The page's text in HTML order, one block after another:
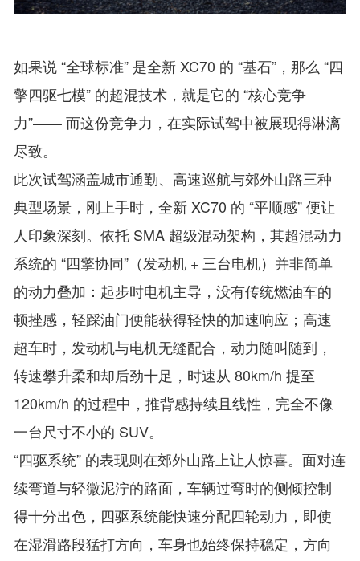
如果说 “全球标准” 是全新 XC70 的 “基石”，那么 “四
擎四驱七模” 的超混技术，就是它的 “核心竞争
力”—— 而这份竞争力，在实际试驾中被展现得淋漓
尽致。
此次试驾涵盖城市通勤、高速巡航与郊外山路三种
典型场景，刚上手时，全新 XC70 的 “平顺感” 便让
人印象深刻。依托 SMA 超级混动架构，其超混动力
系统的 “四擎协同”（发动机 + 三台电机）并非简单
的动力叠加：起步时电机主导，没有传统燃油车的
顿挫感，轻踩油门便能获得轻快的加速响应；高速
超车时，发动机与电机无缝配合，动力随叫随到，
转速攀升柔和却后劲十足，时速从 80km/h 提至
120km/h 的过程中，推背感持续且线性，完全不像
一台尺寸不小的 SUV。
“四驱系统” 的表现则在郊外山路上让人惊喜。面对连
续弯道与轻微泥泞的路面，车辆过弯时的侧倾控制
得十分出色，四驱系统能快速分配四轮动力，即使
在湿滑路段猛打方向，车身也始终保持稳定，方向